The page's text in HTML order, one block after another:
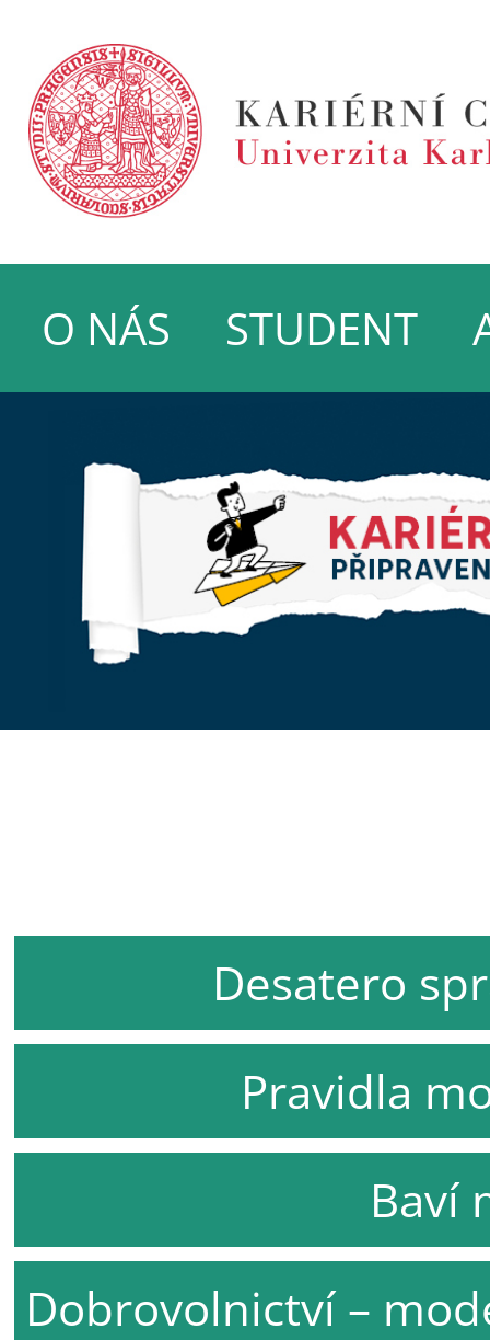
O NÁS STUDENT
Desatero
Pravidla
Baví
Dobrovolnictví –